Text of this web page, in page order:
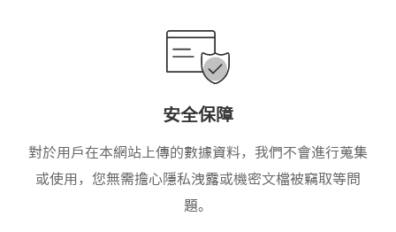
安全保障
對於用戶在本網站上傳的數據資料，我們不會進行蒐集
或使用，您無需擔心隱私洩露或機密文檔被竊取等問
題。